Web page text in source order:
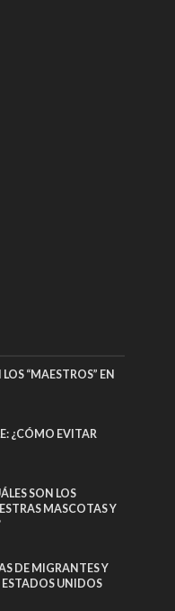
“MAESTROS” EN
¿CÓMO EVITAR
SON LOS
MASCOTAS Y
DE MIGRANTES Y
UNIDOS